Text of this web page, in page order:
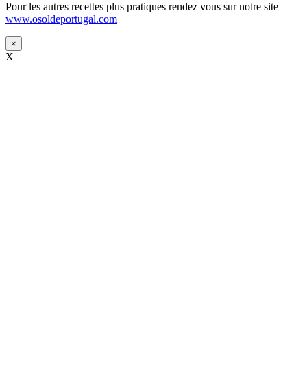
Pour les autres recettes plus pratiques rendez vous sur notre site
www.osoldeportugal.com
×
X